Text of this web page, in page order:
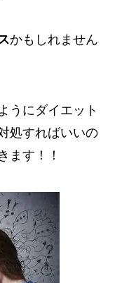
かもしれません
うにダイエット
処すればいいの
ます！！